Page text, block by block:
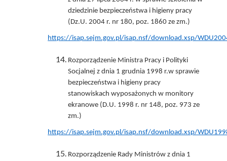
dziedzinie bezpieczeństwa i higieny pracy
(Dz.U. 2004 r. nr 180, poz. 1860 ze zm.)
https://isap.sejm.gov.pl/isap.nsf/download.xsp/
Rozporządzenie Ministra Pracy i Polityki
Socjalnej z dnia 1 grudnia 1998 r.w sprawie
bezpieczeństwa i higieny pracy
stanowiskach wyposażonych w monitory
ekranowe (D.U. 1998 r. nr 148, poz. 973 ze
zm.)
https://isap.sejm.gov.pl/isap.nsf/download.xsp/
Rozporządzenie Rady Ministrów z dnia 1